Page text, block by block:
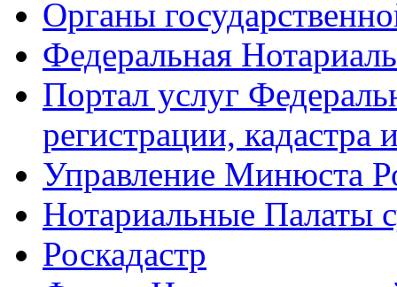
Органы
Федеральная
Портал услуг
регистрации, кадастра
Управление Минюста
Нотариальные Палаты
Роскадастр